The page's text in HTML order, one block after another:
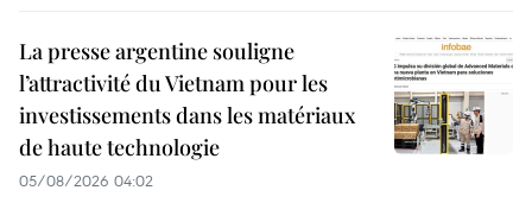
La presse argentine souligne
l’attractivité du Vietnam pour les
investissements dans les matériaux
de haute technologie
05/08/2026 04:02